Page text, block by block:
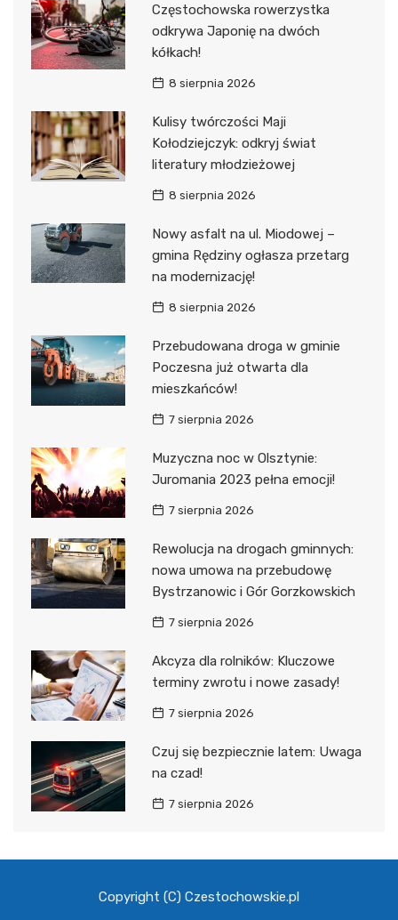
Częstochowska rowerzystka
odkrywa Japonię na dwóch
kółkach!
8 sierpnia 2026
Kulisy twórczości Maji
Kołodziejczyk: odkryj świat
literatury młodzieżowej
8 sierpnia 2026
Nowy asfalt na ul. Miodowej –
gmina Rędziny ogłasza przetarg
na modernizację!
8 sierpnia 2026
Przebudowana droga w gminie
Poczesna już otwarta dla
mieszkańców!
7 sierpnia 2026
Muzyczna noc w Olsztynie:
Juromania 2023 pełna emocji!
7 sierpnia 2026
Rewolucja na drogach gminnych:
nowa umowa na przebudowę
Bystrzanowic i Gór Gorzkowskich
7 sierpnia 2026
Akcyza dla rolników: Kluczowe
terminy zwrotu i nowe zasady!
7 sierpnia 2026
Czuj się bezpiecznie latem: Uwaga
na czad!
7 sierpnia 2026
Copyright (C) Czestochowskie.pl